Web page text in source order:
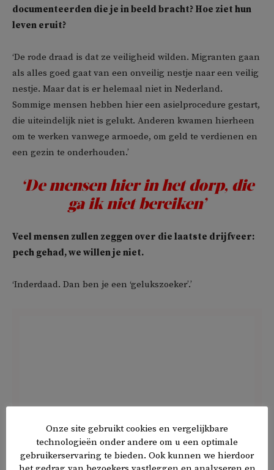
documenteerden die je in beeld bracht? Hoe ziet hun
leven eruit?
‘De rode draad is dat ze veiligheid wilden. Migranten gaan
als alles goed gaat van een onveilig nestje naar een veilig
nestje. Maar dat is er helemaal niet in Nederland.
Sommige mensen hebben hier een asielprocedure gestart,
die uiteindelijk niet is gelukt. Anderen kwamen hierheen
om te werken vanwege armoede, om geld te verdienen en
een gezin te onderhouden.’
‘De mensen hier in het dorp, die
ga ik niet bereiken’
Veel mensen zullen zeggen over die laatste drijfveer:
pech gehad, we willen je niet.
‘Inderdaad. Dan ben je een ‘gelukszoeker’.’
Onze site gebruikt cookies en vergelijkbare
technologieën onder andere om u een optimale
gebruikerservaring te bieden. Ook kunnen we hierdoor